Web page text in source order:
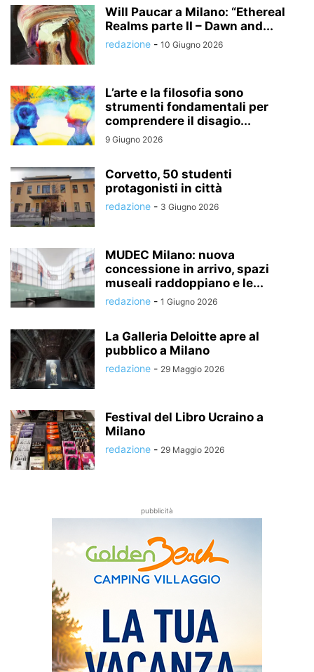
Will Paucar a Milano: “Ethereal
Realms parte II – Dawn and...
redazione - 10 Giugno 2026
L’arte e la filosofia sono
strumenti fondamentali per
comprendere il disagio...
9 Giugno 2026
Corvetto, 50 studenti
protagonisti in città
redazione - 3 Giugno 2026
MUDEC Milano: nuova
concessione in arrivo, spazi
museali raddoppiano e le...
redazione - 1 Giugno 2026
La Galleria Deloitte apre al
pubblico a Milano
redazione - 29 Maggio 2026
Festival del Libro Ucraino a
Milano
redazione - 29 Maggio 2026
pubblicità